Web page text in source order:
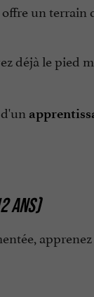
un
déjà le pied
ANS)